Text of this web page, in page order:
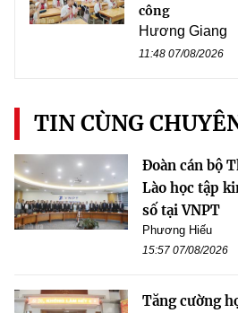
công
Hương Giang
11:48 07/08/2026
TIN CÙNG
Đoàn cán bộ
Lào học tập
số tại VNPT
Phương Hiếu
15:57 07/08/2026
Tăng cường